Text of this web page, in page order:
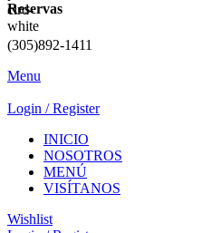
Reservas
(305)892-1411
Menu
Login / Register
INICIO
NOSOTROS
MENÚ
VISÍTANOS
Wishlist